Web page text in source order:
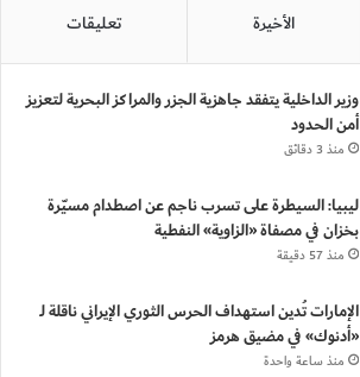
الأخيرة تعليقات
وزير الداخلية يتفقد جاهزية الجزر والمراكز البحرية لتعزيز
أمن الحدود
منذ 3 دقائق
ليبيا: السيطرة على تسرب ناجم عن اصطدام مسيّرة
بخزان في مصفاة «الزاوية» النفطية
منذ 57 دقيقة
الإمارات تُدين استهداف الحرس الثوري الإيراني ناقلة لـ
«أدنوك» في مضيق هرمز
منذ ساعة واحدة